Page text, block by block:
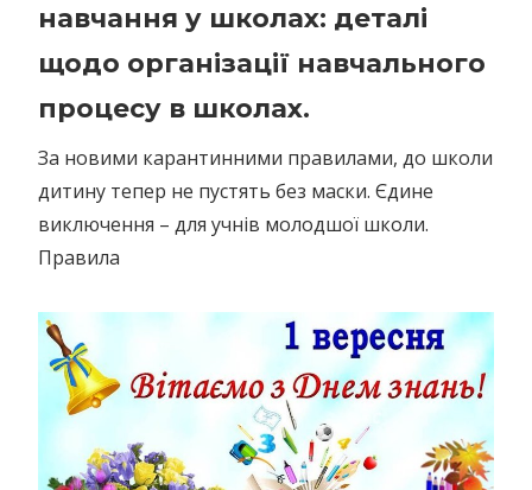
навчання у школах: деталі
щодо організації навчального
процесу в школах.
За новими карантинними правилами, до школи
дитину тепер не пустять без маски. Єдине
виключення – для учнів молодшої школи.
Правила